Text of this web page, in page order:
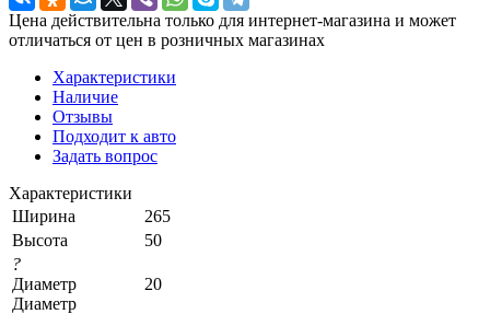
Цена действительна только для интернет-магазина и может
отличаться от цен в розничных магазинах
Характеристики
Наличие
Отзывы
Подходит к авто
Задать вопрос
Характеристики
Ширина
265
Высота
50
?
Диаметр
Диаметр
20